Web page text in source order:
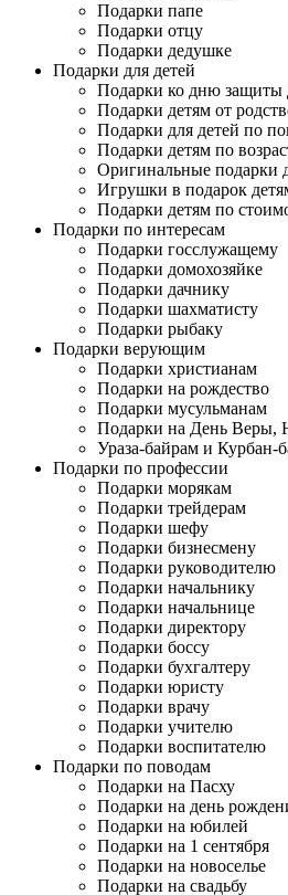
Подарки папе
Подарки отцу
Подарки дедушке
Подарки для детей
Подарки ко дню защиты
Подарки детям от
Подарки для детей по
Подарки детям по
Оригинальные подарки
Игрушки в подарок
Подарки детям по
Подарки по интересам
Подарки госслужащему
Подарки домохозяйке
Подарки дачнику
Подарки шахматисту
Подарки рыбаку
Подарки верующим
Подарки христианам
Подарки на рождество
Подарки мусульманам
Подарки на День Веры,
Ураза-байрам и Курбан-
Подарки по профессии
Подарки морякам
Подарки трейдерам
Подарки шефу
Подарки бизнесмену
Подарки руководителю
Подарки начальнику
Подарки начальнице
Подарки директору
Подарки боссу
Подарки бухгалтеру
Подарки юристу
Подарки врачу
Подарки учителю
Подарки воспитателю
Подарки по поводам
Подарки на Пасху
Подарки на день
Подарки на юбилей
Подарки на 1 сентября
Подарки на новоселье
Подарки на свадьбу